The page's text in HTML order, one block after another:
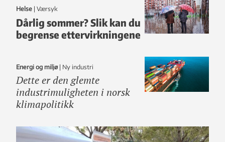
Helse | Værsyk
Dårlig sommer? Slik kan du
begrense ettervirkningene
Energi og miljø | ny industri
Dette er den glemte
industrimuligheten i norsk
klimapolitikk